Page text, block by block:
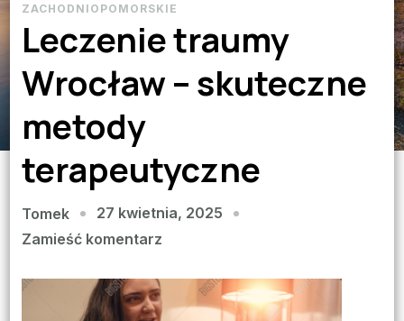
ZACHODNIOPOMORSKIE
Leczenie traumy
Wrocław – skuteczne
metody
terapeutyczne
Tomek
27 kwietnia, 2025
Zamieść komentarzwe
Leczenie
traumy